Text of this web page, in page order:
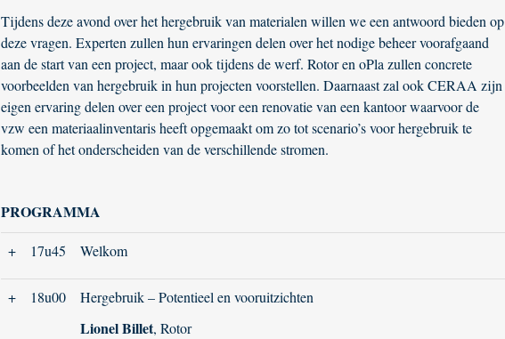
Tijdens deze avond over het hergebruik van materialen willen we een antwoord bieden op
deze vragen. Experten zullen hun ervaringen delen over het nodige beheer voorafgaand
aan de start van een project, maar ook tijdens de werf. Rotor en oPla zullen concrete
voorbeelden van hergebruik in hun projecten voorstellen. Daarnaast zal ook CERAA zijn
eigen ervaring delen over een project voor een renovatie van een kantoor waarvoor de
vzw een materiaalinventaris heeft opgemaakt om zo tot scenario’s voor hergebruik te
komen of het onderscheiden van de verschillende stromen.
PROGRAMMA
+ 17u45 Welkom
+ 18u00 Hergebruik – Potentieel en vooruitzichten
Lionel Billet, Rotor